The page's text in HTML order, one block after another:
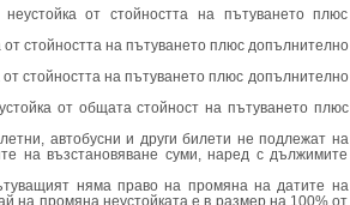
от стойността на пътуването плюс
стойността на пътуването плюс допълнително
стойността на пътуването плюс допълнително
от общата стойност на пътуването плюс
автобусни и други билети не подлежат на
на възстановяване суми, наред с дължимите
няма право на промяна на датите на
на промяна неустойката е в размер на 100% от